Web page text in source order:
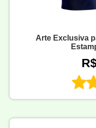
Arte Exclusiva